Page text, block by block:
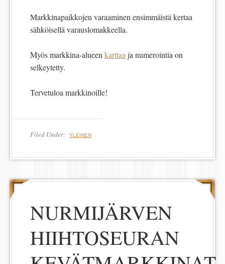
Markkinapaikkojen varaaminen ensimmäistä kertaa
sähköisellä varauslomakkeella.
Myös markkina-alueen karttaa ja numerointia on
selkeytetty.
Tervetuloa markkinoille!
Filed Under: YLEINEN
NURMIJÄRVEN
HIIHTOSEURAN